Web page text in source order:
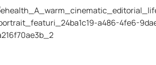
Behandlung für Sie geeignet ist,
ein Arzt auf Basis Ihrer gesundheitlichen
Verfassung, Ihres BMI und Ihrer aktuellen